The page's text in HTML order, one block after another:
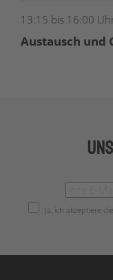
13:15 bis 16:00
Austausch und
Ja, ich akzeptiere die